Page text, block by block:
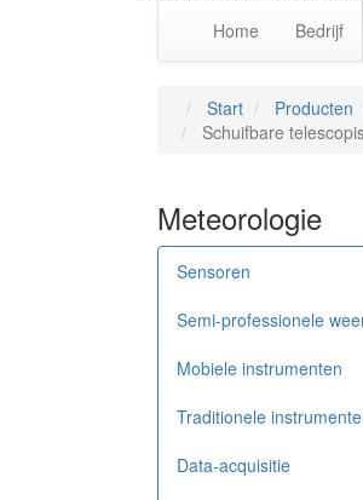
Home Bedrijf
Start Producten
Schuifbare
Meteorologie
Sensoren
Semi-professionele
Mobiele instrumenten
Traditionele
Data-acquisitie